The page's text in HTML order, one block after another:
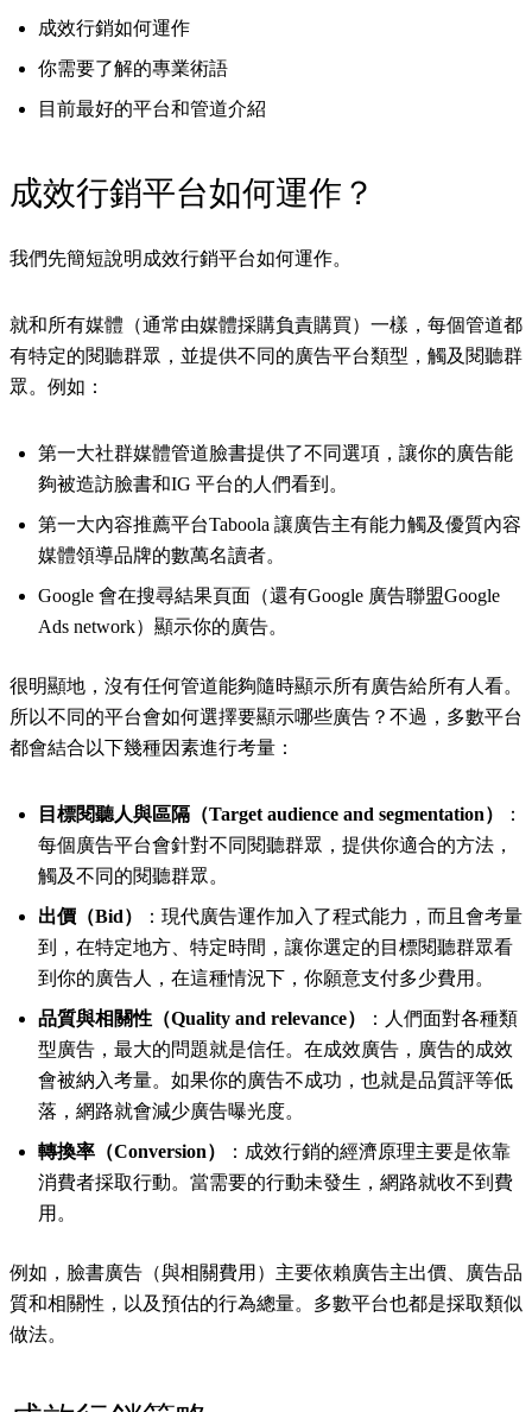
成效行銷如何運作
你需要了解的專業術語
目前最好的平台和管道介紹
成效行銷平台如何運作？
我們先簡短說明成效行銷平台如何運作。
就和所有媒體（通常由媒體採購負責購買）一樣，每個管道都
有特定的閱聽群眾，並提供不同的廣告平台類型，觸及閱聽群
眾。例如：
第一大社群媒體管道臉書提供了不同選項，讓你的廣告能
夠被造訪臉書和IG 平台的人們看到。
第一大內容推薦平台Taboola 讓廣告主有能力觸及優質內容
媒體領導品牌的數萬名讀者。
Google 會在搜尋結果頁面（還有Google 廣告聯盟Google
Ads network）顯示你的廣告。
很明顯地，沒有任何管道能夠隨時顯示所有廣告給所有人看。
所以不同的平台會如何選擇要顯示哪些廣告？不過，多數平台
都會結合以下幾種因素進行考量：
目標閱聽人與區隔（Target audience and segmentation）
：
每個廣告平台會針對不同閱聽群眾，提供你適合的方法，
觸及不同的閱聽群眾。
出價（Bid）
：現代廣告運作加入了程式能力，而且會考量
到，在特定地方、特定時間，讓你選定的目標閱聽群眾看
到你的廣告人，在這種情況下，你願意支付多少費用。
品質與相關性（Quality and relevance）
：人們面對各種類
型廣告，最大的問題就是信任。在成效廣告，廣告的成效
會被納入考量。如果你的廣告不成功，也就是品質評等低
落，網路就會減少廣告曝光度。
轉換率（Conversion）
：成效行銷的經濟原理主要是依靠
消費者採取行動。當需要的行動未發生，網路就收不到費
用。
例如，臉書廣告（與相關費用）主要依賴廣告主出價、廣告品
質和相關性，以及預估的行為總量。多數平台也都是採取類似
做法。